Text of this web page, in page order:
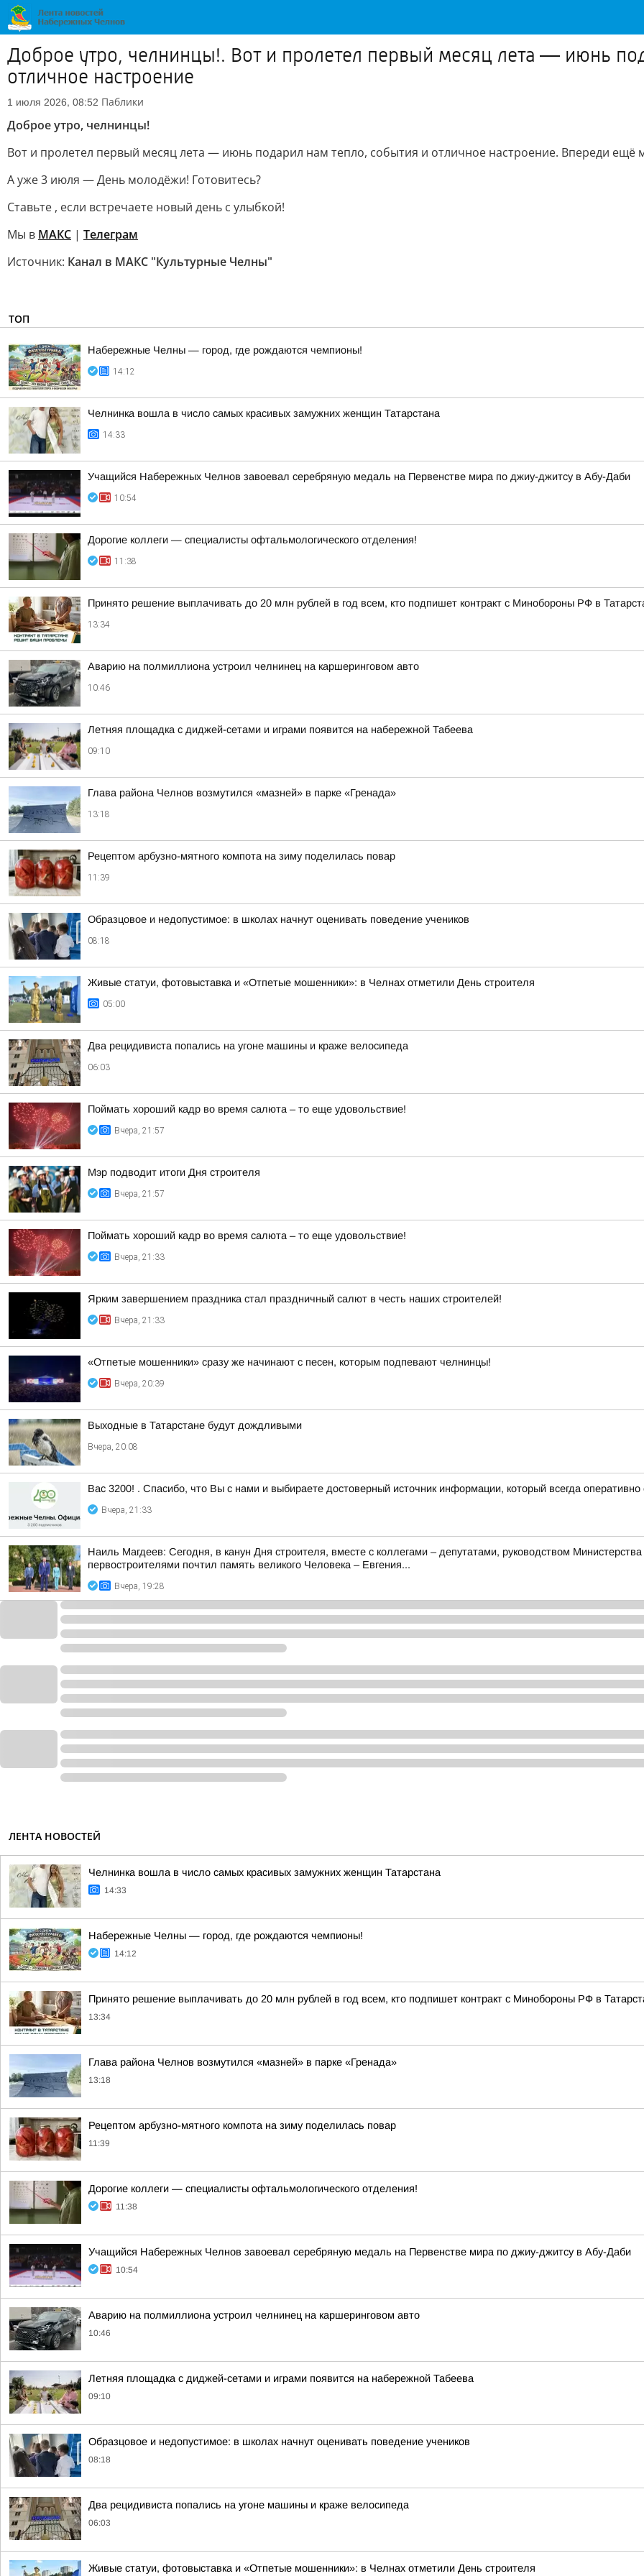
Доброе утро, челнинцы!. Вот и пролетел первый месяц лета — июнь
отличное настроение
1 июля 2026, 08:52 Паблики
Доброе утро, челнинцы!
Вот и пролетел первый месяц лета — июнь подарил нам тепло, события и отличное настроение. Впереди ещё
А уже 3 июля — День молодёжи! Готовитесь?
Ставьте , если встречаете новый день с улыбкой!
Мы в МАКС | Телеграм
Источник: Канал в МАКС "Культурные Челны"
ТОП
Набережные Челны — город, где рождаются чемпионы!
14:12
Челнинка вошла в число самых красивых замужних женщин Татарстана
14:33
Учащийся Набережных Челнов завоевал серебряную медаль на Первенстве мира по джиу-джитсу в Абу-Даби
10:54
Дорогие коллеги — специалисты офтальмологического отделения!
11:38
Принято решение выплачивать до 20 млн рублей в год всем, кто подпишет контракт с Минобороны РФ в
13:34
Аварию на полмиллиона устроил челнинец на каршеринговом авто
10:46
Летняя площадка с диджей-сетами и играми появится на набережной Табеева
09:10
Глава района Челнов возмутился «мазней» в парке «Гренада»
13:18
Рецептом арбузно-мятного компота на зиму поделилась повар
11:39
Образцовое и недопустимое: в школах начнут оценивать поведение учеников
08:18
Живые статуи, фотовыставка и «Отпетые мошенники»: в Челнах отметили День строителя
05:00
Два рецидивиста попались на угоне машины и краже велосипеда
06:03
Поймать хороший кадр во время салюта – то еще удовольствие!
Вчера, 21:57
Мэр подводит итоги Дня строителя
Вчера, 21:57
Поймать хороший кадр во время салюта – то еще удовольствие!
Вчера, 21:33
Ярким завершением праздника стал праздничный салют в честь наших строителей!
Вчера, 21:33
«Отпетые мошенники» сразу же начинают с песен, которым подпевают челнинцы!
Вчера, 20:39
Выходные в Татарстане будут дождливыми
Вчера, 20:08
Вас 3200! . Спасибо, что Вы с нами и выбираете достоверный источник информации, который всегда оперативно
Вчера, 21:33
Наиль Магдеев: Сегодня, в канун Дня строителя, вместе с коллегами – депутатами, руководством
первостроителями почтил память великого Человека – Евгения...
Вчера, 19:28
ЛЕНТА НОВОСТЕЙ
Челнинка вошла в число самых красивых замужних женщин Татарстана
14:33
Набережные Челны — город, где рождаются чемпионы!
14:12
Принято решение выплачивать до 20 млн рублей в год всем, кто подпишет контракт с Минобороны РФ в
13:34
Глава района Челнов возмутился «мазней» в парке «Гренада»
13:18
Рецептом арбузно-мятного компота на зиму поделилась повар
11:39
Дорогие коллеги — специалисты офтальмологического отделения!
11:38
Учащийся Набережных Челнов завоевал серебряную медаль на Первенстве мира по джиу-джитсу в Абу-Даби
10:54
Аварию на полмиллиона устроил челнинец на каршеринговом авто
10:46
Летняя площадка с диджей-сетами и играми появится на набережной Табеева
09:10
Образцовое и недопустимое: в школах начнут оценивать поведение учеников
08:18
Два рецидивиста попались на угоне машины и краже велосипеда
06:03
Живые статуи, фотовыставка и «Отпетые мошенники»: в Челнах отметили День строителя